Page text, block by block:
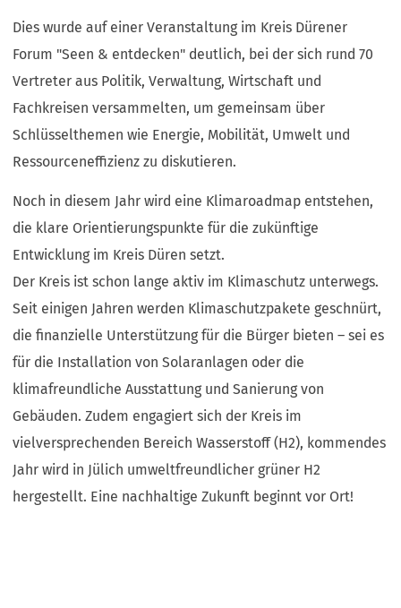
Dies wurde auf einer Veranstaltung im Kreis Dürener
Forum "Seen & entdecken" deutlich, bei der sich rund 70
Vertreter aus Politik, Verwaltung, Wirtschaft und
Fachkreisen versammelten, um gemeinsam über
Schlüsselthemen wie Energie, Mobilität, Umwelt und
Ressourceneffizienz zu diskutieren.
Noch in diesem Jahr wird eine Klimaroadmap entstehen,
die klare Orientierungspunkte für die zukünftige
Entwicklung im Kreis Düren setzt.
Der Kreis ist schon lange aktiv im Klimaschutz unterwegs.
Seit einigen Jahren werden Klimaschutzpakete geschnürt,
die finanzielle Unterstützung für die Bürger bieten – sei es
für die Installation von Solaranlagen oder die
klimafreundliche Ausstattung und Sanierung von
Gebäuden. Zudem engagiert sich der Kreis im
vielversprechenden Bereich Wasserstoff (H2), kommendes
Jahr wird in Jülich umweltfreundlicher grüner H2
hergestellt. Eine nachhaltige Zukunft beginnt vor Ort!